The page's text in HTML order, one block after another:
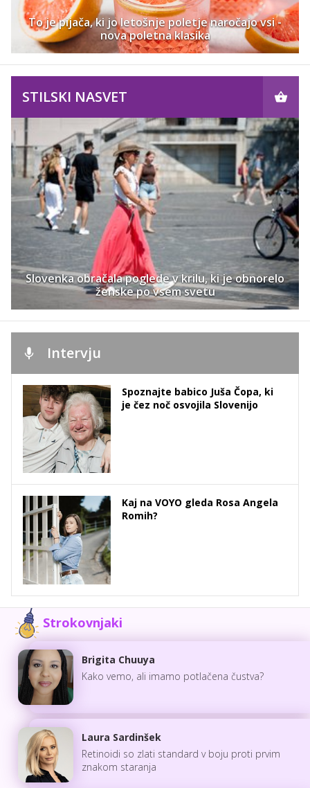
To je pijača, ki jo letošnje poletje naročajo vsi -
nova poletna klasika
STILSKI NASVET
Slovenka obračala poglede v krilu, ki je obnorelo
ženske po vsem svetu
Intervju
Spoznajte babico Juša Čopa, ki
je čez noč osvojila Slovenijo
Kaj na VOYO gleda Rosa Angela
Romih?
Strokovnjaki
Brigita Chuuya
Kako vemo, ali imamo potlačena čustva?
Laura Sardinšek
Retinoidi so zlati standard v boju proti prvim
znakom staranja